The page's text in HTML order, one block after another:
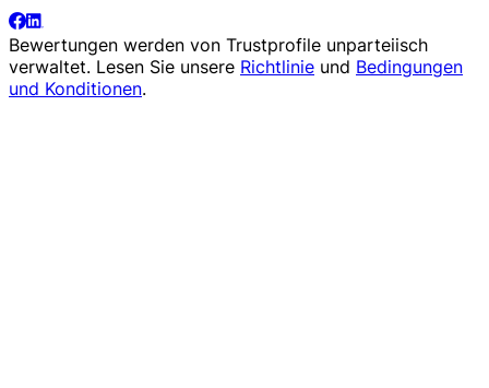
Bewertungen werden von Trustprofile unparteiisch
verwaltet. Lesen Sie unsere Richtlinie und Bedingungen
und Konditionen.